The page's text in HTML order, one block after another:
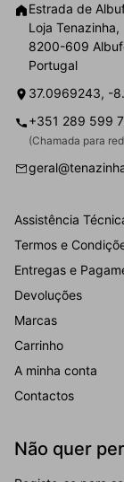
Estrada de
Loja Tenazinha,
8200-609
Portugal
37.0969243, -
+351 289 599
(Chamada para
Assistência
Termos e
Entregas e
Devoluções
Marcas
Carrinho
A minha conta
Contactos
Não quer